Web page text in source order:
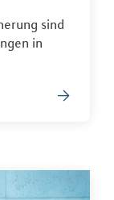
sind
in